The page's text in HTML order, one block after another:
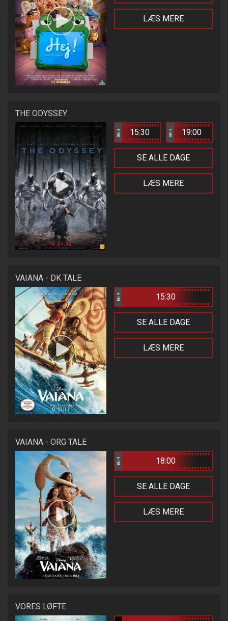
LÆS MERE
THE ODYSSEY
Bio 3 15:30 Bio 3 19:00
SE ALLE DAGE
LÆS MERE
VAIANA - DK TALE
Bio 4 15:30
SE ALLE DAGE
LÆS MERE
VAIANA - ORG TALE
Bio 4 18:00
SE ALLE DAGE
LÆS MERE
VORES LØFTE